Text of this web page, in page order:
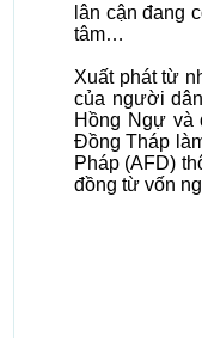
lân cận đang
tâm…
Xuất phát từ
của người
Hồng Ngự và
Đồng Tháp
Pháp (AFD)
đồng từ vốn